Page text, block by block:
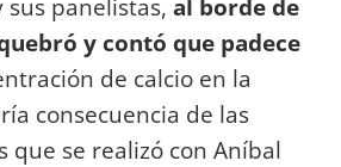
y contó que padece
de calcio en la
consecuencia de las
que se realizó con Aníbal